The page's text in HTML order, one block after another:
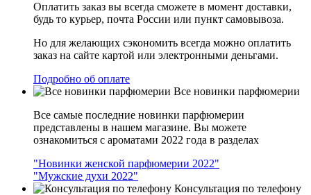
Оплатить заказ вы всегда сможете в момент доставки,
будь то курьер, почта России или пункт самовывоза.
Но для желающих сэкономить всегда можно оплатить
заказ на сайте картой или электронными деньгами.
Подробно об оплате
Все новинки парфюмерии
Все самые последние новинки парфюмерии
представлены в нашем магазине. Вы можете
ознакомиться с ароматами 2022 года в разделах
"Новинки женской парфюмерии 2022"
"Мужские духи 2022"
Консультация по телефону